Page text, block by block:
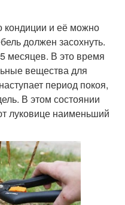
кондиции и её можно
должен засохнуть.
месяцев. В это время
вещества для
период покоя,
В этом состоянии
луковице наименьший